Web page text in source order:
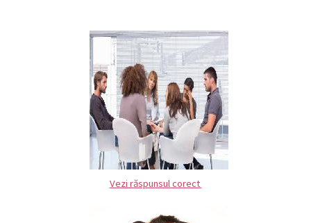
Vezi răspunsul corect